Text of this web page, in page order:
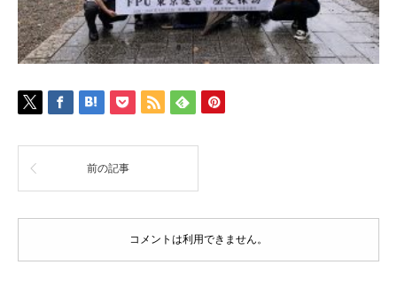
前の記事
コメントは利用できません。